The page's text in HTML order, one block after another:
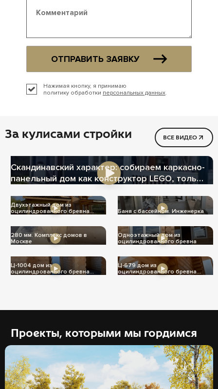
ОТПРАВИТЬ ЗАЯВКУ
Нажимая кнопку, я принимаю
политику обработки персональных данных.
За кулисами стройки ВСЕ ВИДЕО
Скандинавский характер: собираем каркасно-
панельный дом как конструктор LEGO, только
Двухэтажный дом из
оцилиндрованного бревна
Баня с бассейном. Инженерка
280 мм. Комплекс домов в
Москве
Одноэтажный дом из
оцилиндрованного бревна
Ц-1004 дом из
оцилиндрованного бревна
Ц-679 дом из
оцилиндрованного бревна
Проекты, которыми мы гордимся